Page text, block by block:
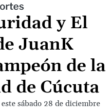
y El
JuanK
de la
de Cúcuta
sábado 28 de diciembre